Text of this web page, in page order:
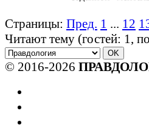
Страницы: Пред. 1 ... 12
Читают тему (гостей: 1,
© 2016-2026